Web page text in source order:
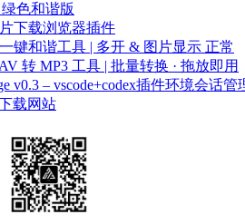
绿色和谐版
下载浏览器插件
键和谐工具 | 多开 & 图片显示 正常
转 MP3 工具 | 批量转换 · 拖放即用
v0.3 – vscode+codex插件环境会话管
载网站